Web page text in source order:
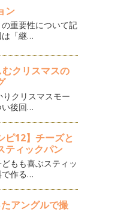
ン
重要性について記
は「継…
クリスマスの
クリスマスモー
い後回…
ピ12】チーズと
ティックパン
もも喜ぶスティッ
で作る…
アングルで撮